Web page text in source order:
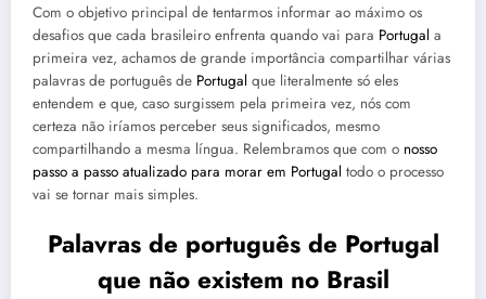
Com o objetivo principal de tentarmos informar ao máximo os
desafios que cada brasileiro enfrenta quando vai para Portugal a
primeira vez, achamos de grande importância compartilhar várias
palavras de português de Portugal que literalmente só eles
entendem e que, caso surgissem pela primeira vez, nós com
certeza não iríamos perceber seus significados, mesmo
compartilhando a mesma língua. Relembramos que com o nosso
passo a passo atualizado para morar em Portugal todo o processo
vai se tornar mais simples.
Palavras de português de Portugal
que não existem no Brasil